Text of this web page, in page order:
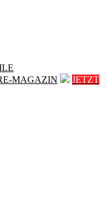
MAGAZIN
JETZT